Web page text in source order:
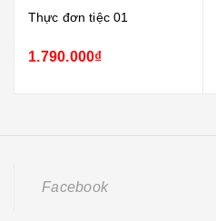
Thực đơn tiệc 01
1.790.000₫
Facebook